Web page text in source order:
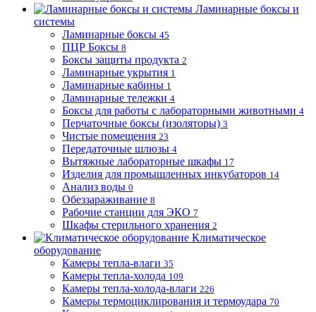
Ламинарные боксы и
системы
Ламинарные боксы 45
ПЦР Боксы 8
Боксы защиты продукта 2
Ламинарные укрытия 1
Ламинарные кабины 1
Ламинарные тележки 4
Боксы для работы с лабораторными животными 4
Перчаточные боксы (изоляторы) 3
Чистые помещения 23
Передаточные шлюзы 4
Вытяжные лабораторные шкафы 17
Изделия для промышленных инкубаторов 14
Анализ воды 0
Обеззараживание 8
Рабочие станции для ЭКО 7
Шкафы стерильного хранения 2
Климатическое
оборудование
Камеры тепла-влаги 35
Камеры тепла-холода 109
Камеры тепла-холода-влаги 226
Камеры термоциклирования и термоудара 70